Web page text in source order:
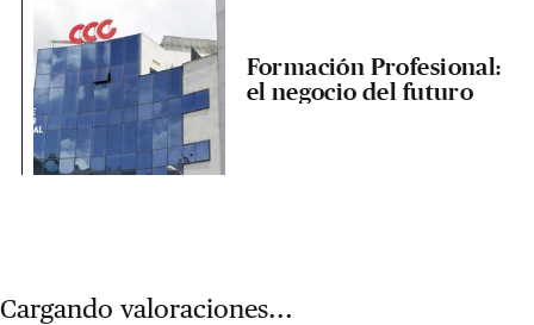
Formación Profesional:
el negocio del futuro
Cargando valoraciones...